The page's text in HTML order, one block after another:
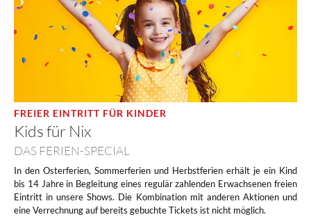
FREIER EINTRITT FÜR KINDER
Kids für Nix
DAS FERIEN-SPECIAL
In den Osterferien, Sommerferien und Herbstferien erhält je ein Kind
bis 14 Jahre in Begleitung eines regulär zahlenden Erwachsenen freien
Eintritt in unsere Shows. Die Kombination mit anderen Aktionen und
eine Verrechnung auf bereits gebuchte Tickets ist nicht möglich.